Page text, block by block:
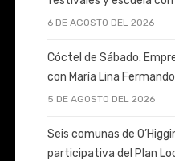
6 DE AGOSTO DEL 2026
Cóctel de Sábado:
con María Lina
5 DE AGOSTO DEL 2026
Seis comunas de
participativa del Plan